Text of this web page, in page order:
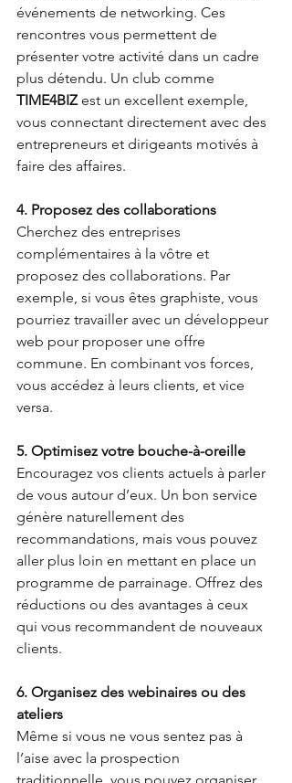
événements de networking. Ces
rencontres vous permettent de
présenter votre activité dans un cadre
plus détendu. Un club comme
TIME4BIZ est un excellent exemple,
vous connectant directement avec des
entrepreneurs et dirigeants motivés à
faire des affaires.
4. Proposez des collaborations
Cherchez des entreprises
complémentaires à la vôtre et
proposez des collaborations. Par
exemple, si vous êtes graphiste, vous
pourriez travailler avec un développeur
web pour proposer une offre
commune. En combinant vos forces,
vous accédez à leurs clients, et vice
versa.
5. Optimisez votre bouche-à-oreille
Encouragez vos clients actuels à parler
de vous autour d’eux. Un bon service
génère naturellement des
recommandations, mais vous pouvez
aller plus loin en mettant en place un
programme de parrainage. Offrez des
réductions ou des avantages à ceux
qui vous recommandent de nouveaux
clients.
6. Organisez des webinaires ou des
ateliers
Même si vous ne vous sentez pas à
l’aise avec la prospection